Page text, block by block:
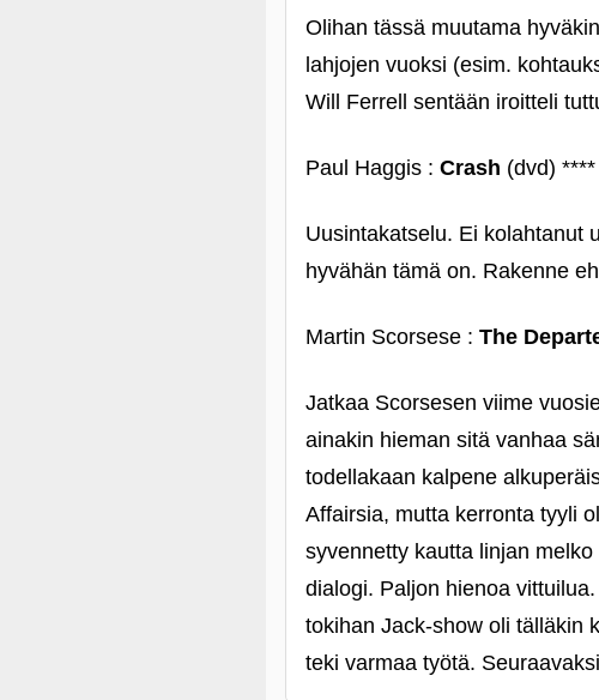
Olihan tässä muutama
lahjojen vuoksi (esim.
Will Ferrell sentään iroitteli
Paul Haggis : Crash (dvd) ****
Uusintakatselu. Ei kolahtanut
hyvähän tämä on. Rakenne
Martin Scorsese : The
Jatkaa Scorsesen viime
ainakin hieman sitä vanhaa
todellakaan kalpene
Affairsia, mutta kerronta tyyli
syvennetty kautta linjan
dialogi. Paljon hienoa
tokihan Jack-show oli tälläkin
teki varmaa työtä.